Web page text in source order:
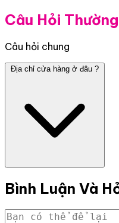
Câu Hỏi
Câu hỏi chung
Địa chỉ cửa hàng ở đâu ?
Bình Luận Và